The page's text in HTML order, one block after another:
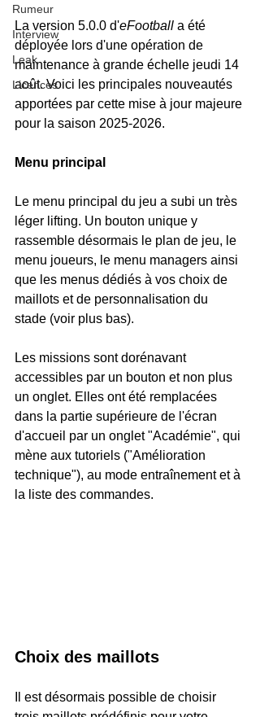
Rumeur
Interview
Leak
Licences
La version 5.0.0 d'eFootball a été
déployée lors d'une opération de
maintenance à grande échelle jeudi 14
août. Voici les principales nouveautés
apportées par cette mise à jour majeure
pour la saison 2025-2026.
Menu principal
Le menu principal du jeu a subi un très
léger lifting. Un bouton unique y
rassemble désormais le plan de jeu, le
menu joueurs, le menu managers ainsi
que les menus dédiés à vos choix de
maillots et de personnalisation du
stade (voir plus bas).
Les missions sont dorénavant
accessibles par un bouton et non plus
un onglet. Elles ont été remplacées
dans la partie supérieure de l'écran
d'accueil par un onglet "Académie", qui
mène aux tutoriels ("Amélioration
technique"), au mode entraînement et à
la liste des commandes.
Choix des maillots
Il est désormais possible de choisir